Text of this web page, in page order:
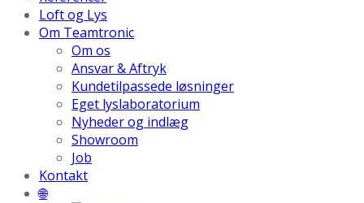
Loft og Lys
Om Teamtronic
Om os
Ansvar & Aftryk
Kundetilpassede løsninger
Eget lyslaboratorium
Nyheder og indlæg
Showroom
Job
Kontakt
🌐